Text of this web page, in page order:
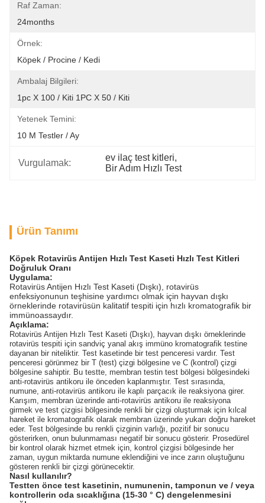
Raf Zaman:
24months
Örnek:
Köpek / Procine / Kedi
Ambalaj Bilgileri:
1pc X 100 / Kiti 1PC X 50 / Kiti
Yetenek Temini:
10 M Testler / Ay
Vurgulamak:
ev ilaç test kitleri,
Bir Adım Hızlı Test
Ürün Tanımı
Köpek Rotavirüs Antijen Hızlı Test Kaseti Hızlı Test Kitleri
Doğruluk Oranı
Uygulama:
Rotavirüs Antijen Hızlı Test Kaseti (Dışkı), rotavirüs
enfeksiyonunun teşhisine yardımcı olmak için hayvan dışkı
örneklerinde rotavirüsün kalitatif tespiti için hızlı kromatografik bir
immünoassaydır.
Açıklama:
Rotavirüs Antijen Hızlı Test Kaseti (Dışkı), hayvan dışkı örneklerinde
rotavirüs tespiti için sandviç yanal akış immüno kromatografik testine
dayanan bir niteliktir. Test kasetinde bir test penceresi vardır. Test
penceresi görünmez bir T (test) çizgi bölgesine ve C (kontrol) çizgi
bölgesine sahiptir. Bu testte, membran testin test bölgesi bölgesindeki
anti-rotavirüs antikoru ile önceden kaplanmıştır. Test sırasında,
numune, anti-rotavirüs antikoru ile kaplı parçacık ile reaksiyona girer.
Karışım, membran üzerinde anti-rotavirüs antikoru ile reaksiyona
girmek ve test çizgisi bölgesinde renkli bir çizgi oluşturmak için kılcal
hareket ile kromatografik olarak membran üzerinde yukarı doğru hareket
eder. Test bölgesinde bu renkli çizginin varlığı, pozitif bir sonucu
gösterirken, onun bulunmaması negatif bir sonucu gösterir. Prosedürel
bir kontrol olarak hizmet etmek için, kontrol çizgisi bölgesinde her
zaman, uygun miktarda numune eklendiğini ve ince zarın oluştuğunu
gösteren renkli bir çizgi görünecektir.
Nasıl kullanılır?
Testten önce test kasetinin, numunenin, tamponun ve / veya
kontrollerin oda sıcaklığına (15-30 ° C) dengelenmesini